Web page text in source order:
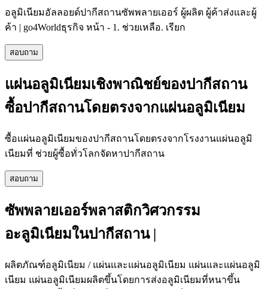
อลูมิเนียมอัลลอยด์ปากีสถานซัพพลายเออร์ ผู้ผลิต ผู้ค้าส่งและผู้
ค้า | go4Worldธุรกิจ หน้า - 1. ช่วยเหลือ. เรียก
สอบถาม
แผ่นอลูมิเนียมเชิงพาณิชย์ของปากีสถาน
ซื้อปากีสถานโดยตรงจากแผ่นอลูมิเนียม
ซื้อแผ่นอลูมิเนียมของปากีสถานโดยตรงจากโรงงานแผ่นอลูมิ
เนียมที่ ช่วยผู้ซื้อทั่วโลกจัดหาปากีสถาน
สอบถาม
ซัพพลายเออร์พลาสติกวิศวกรรม
อะลูมิเนียมในปากีสถาน |
ผลิตภัณฑ์อลูมิเนียม / แผ่นและแผ่นอลูมิเนียม แผ่นและแผ่นอลูมิ
เนียม แผ่นอลูมิเนียมผลิตขึ้นโดยการส่งอลูมิเนียมที่หนาขึ้น